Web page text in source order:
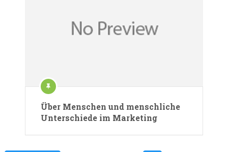
Über Menschen und menschliche
Unterschiede im Marketing